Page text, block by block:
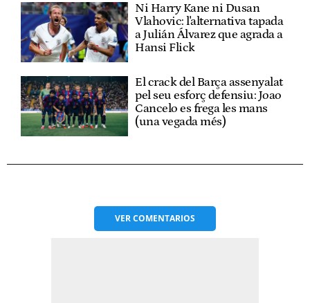
Ni Harry Kane ni Dusan
Vlahovic: l'alternativa tapada
a Julián Álvarez que agrada a
Hansi Flick
El crack del Barça assenyalat
pel seu esforç defensiu: Joao
Cancelo es frega les mans
(una vegada més)
VERCOMENTARIOS